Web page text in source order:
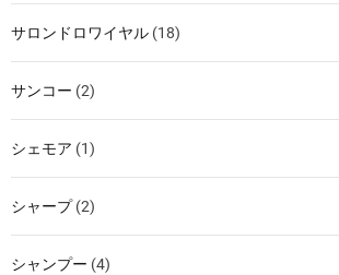
サロンドロワイヤル (18)
サンコー (2)
シェモア (1)
シャープ(2)
シャンプー (4)